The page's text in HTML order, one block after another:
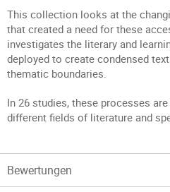
This collection looks at the
that created a need for these
investigates the literary and
deployed to create condensed
thematic boundaries.
In 26 studies, these processes
different fields of literature and
Bewertungen